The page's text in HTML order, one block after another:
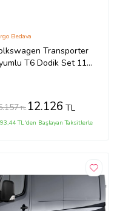
Transporter
T6 Dodik Set 11
Bedava
TL 12.126 TL
TL'den Başlayan Taksitlerle